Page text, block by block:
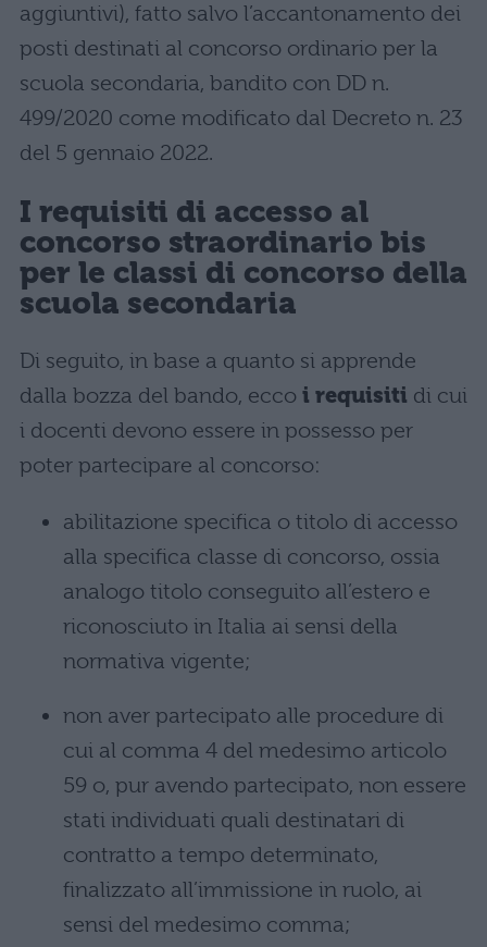
aggiuntivi), fatto salvo l’accantonamento dei
posti destinati al concorso ordinario per la
scuola secondaria, bandito con DD n.
499/2020 come modificato dal Decreto n. 23
del 5 gennaio 2022.
I requisiti di accesso al
concorso straordinario bis
per le classi di concorso della
scuola secondaria
Di seguito, in base a quanto si apprende
dalla bozza del bando, ecco i requisiti di cui
i docenti devono essere in possesso per
poter partecipare al concorso:
abilitazione specifica o titolo di accesso
alla specifica classe di concorso, ossia
analogo titolo conseguito all’estero e
riconosciuto in Italia ai sensi della
normativa vigente;
non aver partecipato alle procedure di
cui al comma 4 del medesimo articolo
59 o, pur avendo partecipato, non essere
stati individuati quali destinatari di
contratto a tempo determinato,
finalizzato all’immissione in ruolo, ai
sensi del medesimo comma;